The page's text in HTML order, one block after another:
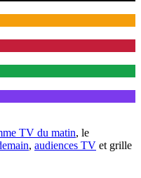
TV du matin, le
, audiences TV et grille